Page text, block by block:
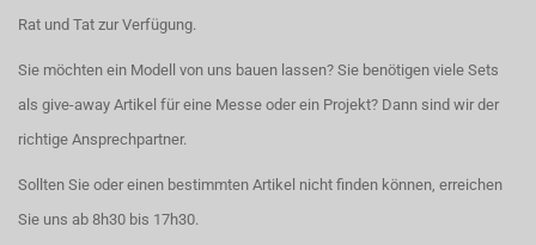
Rat und Tat zur Verfügung.
Sie möchten ein Modell von uns bauen lassen? Sie benötigen viele Sets
als give-away Artikel für eine Messe oder ein Projekt? Dann sind wir der
richtige Ansprechpartner.
Sollten Sie oder einen bestimmten Artikel nicht finden können, erreichen
Sie uns ab 8h30 bis 17h30.